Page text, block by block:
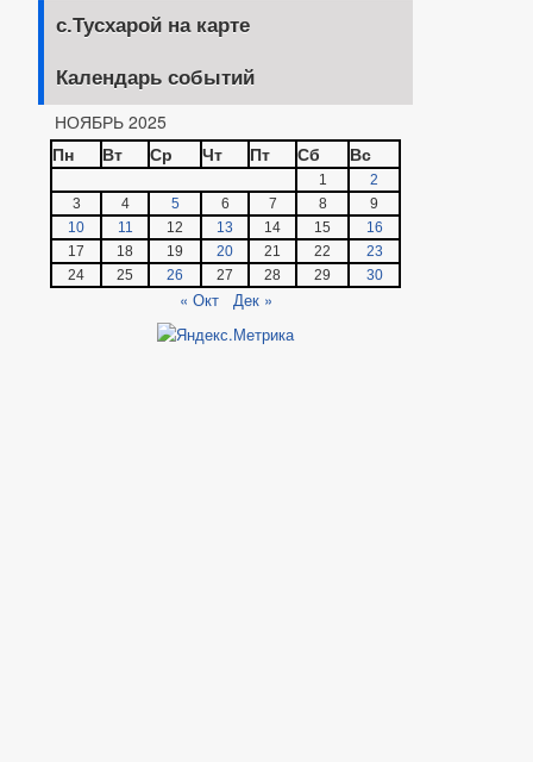
с.Тусхарой на карте
Календарь событий
НОЯБРЬ 2025
Пн
Вт Ср Чт Пт Сб Вс
1
2
3
4 5 6 7 8
9
10
11 12 13 14 15
16
17
18 19 20 21 22
23
24
25 26 27 28 29 30
« Окт Дек »